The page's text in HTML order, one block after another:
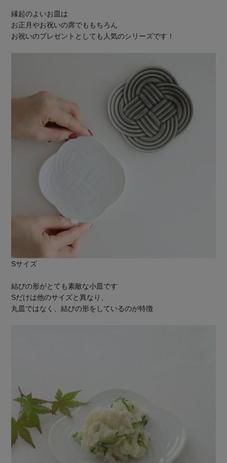
縁起のよいお皿は
お正月やお祝いの席でももちろん
お祝いのプレゼントとしても人気のシリーズです！
Sサイズ
結びの形がとても素敵な小皿です
Sだけは他のサイズと異なり、
丸皿ではなく、結びの形をしているのが特徴